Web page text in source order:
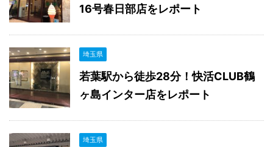
16号春日部店をレポート
埼玉県
若葉駅から徒歩28分！快活CLUB鶴
ヶ島インター店をレポート
埼玉県